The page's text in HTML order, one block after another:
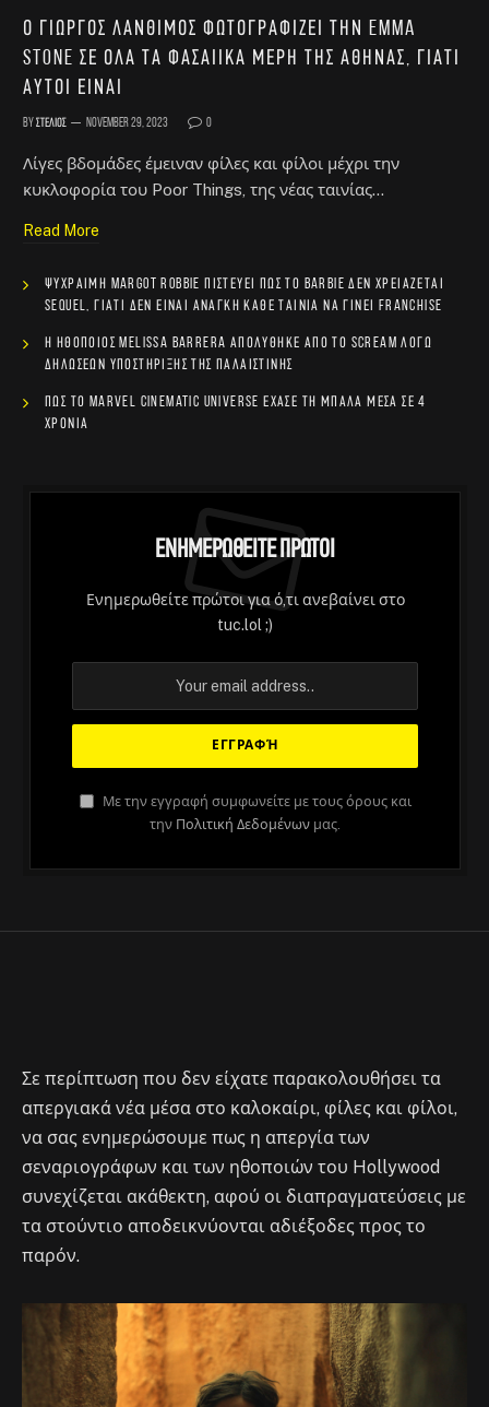
Ο Γιώργος Λάνθιμος φωτογραφίζει την Emma
Stone σε όλα τα φασαίικα μέρη της Αθήνας, γιατί
αυτοί είναι
ByΣτέλιος November 29, 2023 0
Λίγες βδομάδες έμειναν φίλες και φίλοι μέχρι την
κυκλοφορία του Poor Things, της νέας ταινίας…
Read More
Ψύχραιμη Margot Robbie πιστεύει πως το Barbie δεν χρειάζεται
sequel, γιατί δεν είναι ανάγκη κάθε ταινία να γίνει franchise
Η ηθοποιός Melissa Barrera απολύθηκε από το Scream λόγω
δηλώσεων υποστήριξης της Παλαιστίνης
Πώς το Marvel Cinematic Universe έχασε τη μπάλα μέσα σε 4
χρόνια
Ενημερωθείτε Πρώτοι
Ενημερωθείτε πρώτοι για ό,τι ανεβαίνει στο
tuc.lol ;)
Με την εγγραφή συμφωνείτε με τους όρους και
την Πολιτική Δεδομένων μας.
Σε περίπτωση που δεν είχατε παρακολουθήσει τα
απεργιακά νέα μέσα στο καλοκαίρι, φίλες και φίλοι,
να σας ενημερώσουμε πως η απεργία των
σεναριογράφων και των ηθοποιών του Hollywood
συνεχίζεται ακάθεκτη, αφού οι διαπραγματεύσεις με
τα στούντιο αποδεικνύονται αδιέξοδες προς το
παρόν.